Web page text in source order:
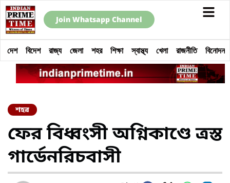
Join Whatsapp Channel
দেশ বিদেশ রাজ্য জেলা শহর শিক্ষা স্বাস্থ্য খেলা রাজনীতি বিনোদন
শহর
ফের বিধ্বংসী অগ্নিকাণ্ডে ত্রস্ত
গার্ডেনরিচবাসী